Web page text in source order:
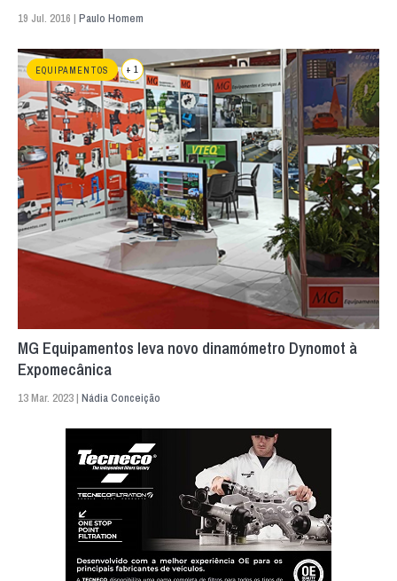
19 Jul. 2016 | Paulo Homem
EQUIPAMENTOS + 1
MG Equipamentos leva novo dinamómetro Dynomot à
Expomecânica
13 Mar. 2023 | Nádia Conceição